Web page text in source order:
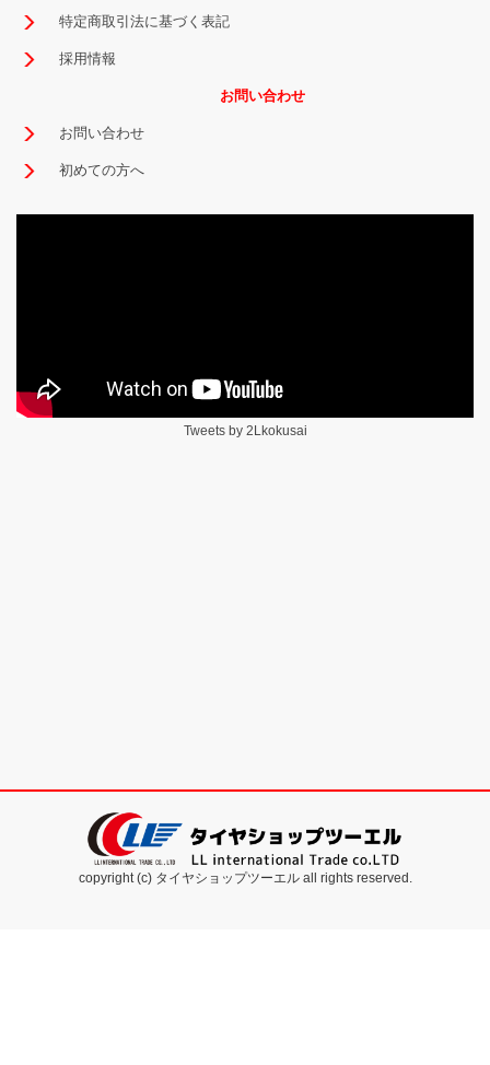
特定商取引法に基づく表記
採用情報
お問い合わせ
お問い合わせ
初めての方へ
Tweets by 2Lkokusai
copyright (c) タイヤショップツーエル all rights reserved.